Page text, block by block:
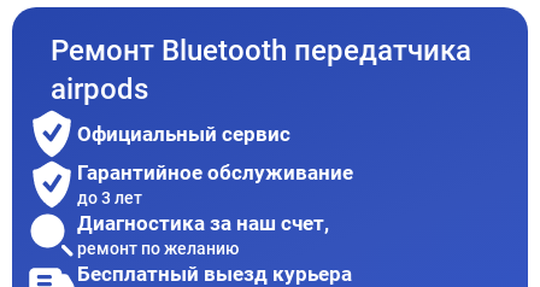
Ремонт Bluetooth передатчика
airpods
Официальный сервис
Гарантийное обслуживание
до 3 лет
Диагностика за наш счет,
ремонт по желанию
Бесплатный выезд курьера